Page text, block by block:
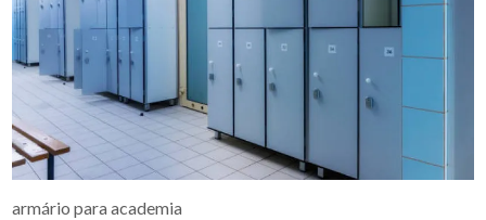
armário para academia